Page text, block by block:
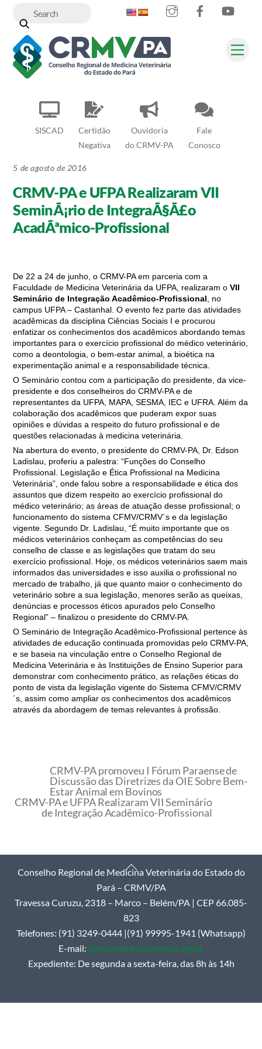
content
SISCAD
Certidão
Negativa
Ouvidoria
do CRMV-PA
Fale
Conosco
InstagramFacebook
5 de agosto de 2016
CRMV-PA e UFPA Realizaram VII
SeminÃ¡rio de IntegraÃ§Ã£o
AcadÃªmico-Profissional
De 22 a 24 de junho, o CRMV-PA em parceria com a
Faculdade de Medicina Veterinária da UFPA, realizaram oVII
Seminário de Integração Acadêmico-Profissional , no
campus UFPA – Castanhal. O evento fez parte das atividades
acadêmicas da disciplina Ciências Sociais I e procurou
enfatizar os conhecimentos dos acadêmicos abordando temas
importantes para o exercício profissionaldo médico veterinário,
como a deontologia, o bem-estar animal, a bioética na
experimentação animal e a responsabilidade técnica.
O Seminário contou com a participação do presidente, da vice-
presidente e dos conselheiros do CRMV-PA e de
representantes da UFPA, MAPA, SESMA, IEC e UFRA. Além da
colaboração dos acadêmicos que puderam expor suas
opiniões e dúvidas a respeito do futuro profissional e de
questões relacionadas à medicina veterinária.
Na abertura do evento, o presidente do CRMV-PA, Dr. Edson
Ladislau, proferiu a palestra: “Funções do Conselho
Profissional. Legislação e Ética Profissional na Medicina
Veterinária”, onde falou sobre a responsabilidade e ética dos
assuntos que dizem respeito ao exercício profissional do
médico veterinário; as áreas de atuação desse profissional; o
funcionamento do sistema CFMV/CRMV´s e da legislação
vigente. Segundo Dr. Ladislau, “É muito importante que os
médicos veterinários conheçam as competências do seu
conselho de classe e as legislações que tratam do seu
exercício profissional. Hoje, os médicos veterinários saem mais
informados das universidades e isso auxilia o profissional no
mercado de trabalho, já que quanto maior o conhecimento do
veterinário sobre a sua legislação, menores serão as queixas,
denúncias e processos éticos apurados pelo Conselho
Regional” – finalizou o presidente do CRMV-PA.
O Seminário de Integração Acadêmico-Profissional pertence às
atividades de educação continuada promovidas pelo CRMV-PA,
e se baseia na vinculação entre o Conselho Regional de
Medicina Veterinária e às Instituições de Ensino Superior para
demonstrar com conhecimento prático, as relações éticas do
ponto de vista da legislação vigente do Sistema CFMV/CRMV
´s, assim como ampliar os conhecimentos dos acadêmicos
através da abordagem de temas relevantes à profissão.
CRMV-PA promoveu I Fórum Paraense de
Discussão das Diretrizes da OIE Sobre Bem-
Estar Animal em Bovinos
CRMV-PA e UFPA Realizaram VII Seminário
de Integração Acadêmico-Profissional
Back
To
Top
Conselho Regional de Medicina Veterinária do Estado do
Pará – CRMV/PA
Travessa Curuzu, 2318 – Marco – Belém/PA | CEP 66.085-
823
Telefones: (91) 3249-0444 |(91) 99995-1941 (Whatsapp)
E-mail: atendimento@crmvpa.org.br
Expediente: De segunda a sexta-feira, das 8h às 14h